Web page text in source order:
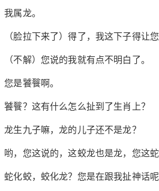
我属龙。
（脸拉下来了）得了，我这下子得让
（不解）您说的我就有点不明白了。
您是饕餮啊。
饕餮？这有什么怎么扯到了生肖上？
龙生九子嘛，龙的儿子还不是龙？
哟，您这说的，这蛟龙也是龙，您这
蛇化蛟，蛟化龙？您是在跟我扯神话呢